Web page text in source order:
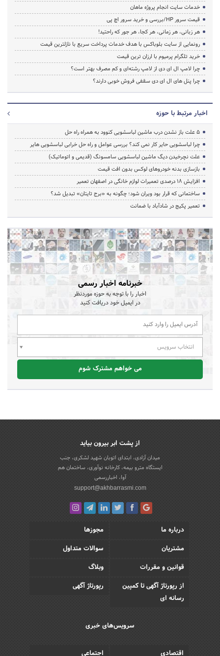
خدمات سایت انجام پروژه ماهان
قیمت سرور HP/بررسی و خرید سرور اچ پی
هر زبانی، هر زمانی، هر کجا، هر جور که راحتید!
رونمایی از سایت بلوباکس با هدف خدمات پرداخت سریع با نازلترین قیمت
خرید تلگرام پرمیوم با ارزان ترین قیمت
چرا لامپ ال ای دی از لامپ رشته‌ای و کم مصرف بهتر است؟
چرا پنل های ال ای دی سقفی فروش خوبی دارند؟
اخبار مرتبط با حوزه
5 علت باز نشدن درب ماشین لباسشویی کنوود به همراه راه حل
چرا لباسشویی حایر کار نمی کند؟ بررسی عوامل و راه حل خرابی لباسشویی هایر
علت نچرخیدن دیگ ماشین لباسشویی سامسونگ (قدیمی و اتوماتیک)
بازسازی بدنه خودروهای لوکس بدون افت قیمت
افزایش ۱۸ درصدی تعمیرات لوازم خانگی در اصفهان تعمیر
ساختمانی که قرار بود ویران شود؛ چگونه به «برج تایتان» تبدیل شد؟
تعمیر پکیج در شادآباد با ضمانت
خبرنامه اخبار رسمی
اخبار را با توجه به حوزه موردنظر
در ایمیل خود دریافت کنید
انتخاب سرویس
می خواهم مشترک شوم
از پشت ابر بیرون بیاید
میدان آزادی، ابتدای اتوبان شهید لشکری، جنب
ایستگاه مترو بیمه، کارخانه نوآوری، ساختمان هم
آوا، اخباررسمی
support@akhbarrasmi.com
درباره ما
مجوزها
مشتریان
سوالات متداول
قوانین و مقررات
وبلاگ
از رپورتاژ آگهی تا کمپین
رسانه ای
رپورتاژ آگهی
سرویس‌های خبری
اقتصادی اجتماعی